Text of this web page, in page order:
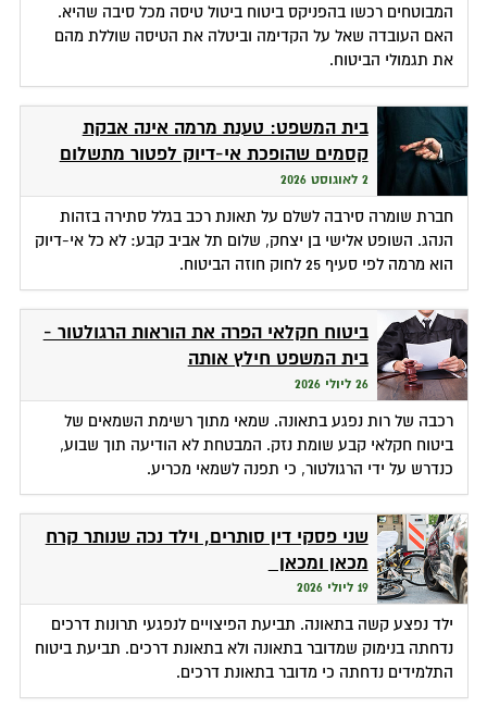
המבוטחים רכשו בהפניקס ביטוח ביטול טיסה מכל סיבה שהיא.
האם העובדה שאל על הקדימה וביטלה את הטיסה שוללת מהם
את תגמולי הביטוח.
בית המשפט: טענת מרמה אינה אבקת
קסמים שהופכת אי-דיוק לפטור מתשלום
2 לאוגוסט 2026
חברת שומרה סירבה לשלם על תאונת רכב בגלל סתירה בזהות
הנהג. השופט אלישי בן יצחק, שלום תל אביב קבע: לא כל אי-דיוק
הוא מרמה לפי סעיף 25 לחוק חוזה הביטוח.
ביטוח חקלאי הפרה את הוראות הרגולטור -
בית המשפט חילץ אותה
26 ליולי 2026
רכבה של רות נפגע בתאונה. שמאי מתוך רשימת השמאים של
ביטוח חקלאי קבע שומת נזק. המבטחת לא הודיעה תוך שבוע,
כנדרש על ידי הרגולטור, כי תפנה לשמאי מכריע.
שני פסקי דין סותרים, וילד נכה שנותר קרח
מכאן ומכאן
19 ליולי 2026
ילד נפצע קשה בתאונה. תביעת הפיצויים לנפגעי תרונות דרכים
נדחתה בנימוק שמדובר בתאונה ולא בתאונת דרכים. תביעת ביטוח
התלמידים נדחתה כי מדובר בתאונת דרכים.